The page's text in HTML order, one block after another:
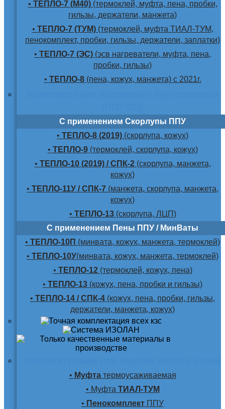
• ТЕПЛО-7 (М40)(термоклей, муфта, пена, пробки,
гильзы, держатели, манжета)
• ТЕПЛО-7 (ТУМ)(термоклей, муфта ТИАЛ-ТУМ,
пенокомплект, пробки, гильзы, держатели, заплатки)
• ТЕПЛО-7 (ЭС) (эсв нагреватели, муфта, пена,
пробки, гильзы)
• ТЕПЛО-8(пена, кожух, манжета) с 2021г.
С применением Скорлупы ППУ
• ТЕПЛО-8 (2019) (скорлупа, кожух)
• ТЕПЛО-9(термоклей, скорлупа, кожух)
• ТЕПЛО-10 (2019) / СПК-2(скорлупа, манжета,
кожух)
• ТЕПЛО-11У / СПК-7 (манжета, скорлупа, манжета,
кожух)
• ТЕПЛО-13(скорлупа, ЛЦП)
С применением Пены ППУ / МинВаты
• ТЕПЛО-10П (минвата, кожух, манжета, термоклей)
• ТЕПЛО-10У(минвата, кожух, манжета, термоклей)
• ТЕПЛО-12(термоклей, кожух, пена)
• ТЕПЛО-13 (кожух, пена, пробки и гильзы)
• ТЕПЛО-14 / СПК-4 (кожух, пена, пробки, гильзы,
держатели, манжета, кожух)
• Муфтатермоусаживаемая
• Муфта ТИАЛ-ТУМ
• Пенокомплект ППУ